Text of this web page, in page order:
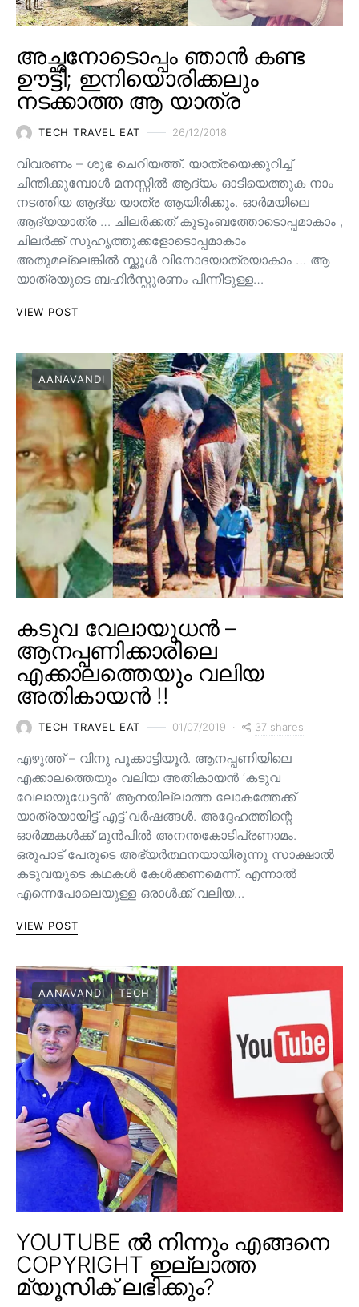
അച്ഛനോടൊപ്പം ഞാൻ കണ്ട
ഊട്ടി; ഇനിയൊരിക്കലും
നടക്കാത്ത ആ യാത്ര
TECH TRAVEL EAT 26/12/2018
വിവരണം – ശുഭ ചെറിയത്ത്. യാത്രയെക്കുറിച്ച്
ചിന്തിക്കുമ്പോൾ മനസ്സിൽ ആദ്യം ഓടിയെത്തുക നാം
നടത്തിയ ആദ്യ യാത്ര ആയിരിക്കും. ഓർമയിലെ
ആദ്യയാത്ര … ചിലർക്കത് കുടുംബത്തോടൊപ്പമാകാം ,
ചിലർക്ക് സുഹൃത്തുക്കളോടൊപ്പമാകാം
അതുമല്ലെങ്കിൽ സ്ക്കൂൾ വിനോദയാത്രയാകാം … ആ
യാത്രയുടെ ബഹിർസ്ഫുരണം പിന്നീടുള്ള…
VIEW POST
AANAVANDI
കടുവ വേലായുധൻ –
ആനപ്പണിക്കാരിലെ
എക്കാലത്തെയും വലിയ
അതികായൻ !!
TECH TRAVEL EAT 01/07/2019 37 shares
എഴുത്ത് – വിനു പൂക്കാട്ടിയൂർ. ആനപ്പണിയിലെ
എക്കാലത്തെയും വലിയ അതികായൻ ‘കടുവ
വേലായുധേട്ടൻ’ ആനയില്ലാത്ത ലോകത്തേക്ക്
യാത്രയായിട്ട് എട്ട് വർഷങ്ങൾ. അദ്ദേഹത്തിന്റെ
ഓർമ്മകൾക്ക് മുൻപിൽ അനന്തകോടിപ്രണാമം.
ഒരുപാട് പേരുടെ അഭ്യർത്ഥനയായിരുന്നു സാക്ഷാൽ
കടുവയുടെ കഥകൾ കേൾക്കണമെന്ന്. എന്നാൽ
എന്നെപോലെയുള്ള ഒരാൾക്ക് വലിയ…
VIEW POST
AANAVANDI TECH
YOUTUBE ൽ നിന്നും എങ്ങനെ
COPYRIGHT ഇല്ലാത്ത
മ്യൂസിക് ലഭിക്കും?